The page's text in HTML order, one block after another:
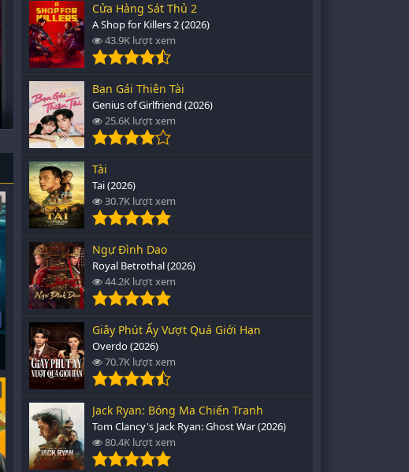
Cửa Hàng Sát Thủ 2
A Shop for Killers 2 (2026)
43.9K lượt xem
Bạn Gái Thiên Tài
Genius of Girlfriend (2026)
25.6K lượt xem
Tài
Tai (2026)
30.7K lượt xem
Ngự Đình Dao
Royal Betrothal (2026)
44.2K lượt xem
Giây Phút Ấy Vượt Quá Giới Hạn
Overdo (2026)
70.7K lượt xem
Jack Ryan: Bóng Ma Chiến Tranh
Tom Clancy's Jack Ryan: Ghost War (2026)
80.4K lượt xem